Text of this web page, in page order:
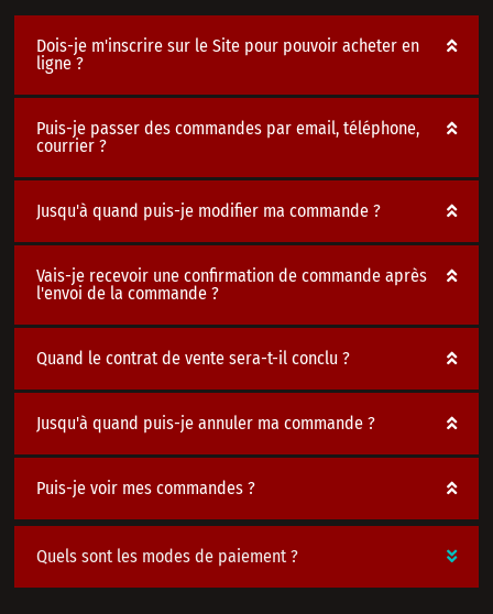
Dois-je m'inscrire sur le Site pour pouvoir acheter en
ligne ?
Puis-je passer des commandes par email, téléphone,
courrier ?
Jusqu'à quand puis-je modifier ma commande ?
Vais-je recevoir une confirmation de commande après
l'envoi de la commande ?
Quand le contrat de vente sera-t-il conclu ?
Jusqu'à quand puis-je annuler ma commande ?
Puis-je voir mes commandes ?
Quels sont les modes de paiement ?